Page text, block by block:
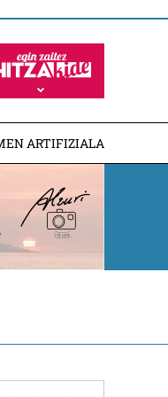
ARTIFIZIALA